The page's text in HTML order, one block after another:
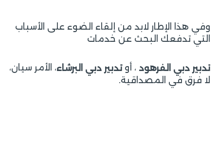
وفي هذا الإطار لابد من إلقاء الضوء على الأسباب
التي تدفعك البحث عن خدمات
تدبير دبي الفرهود ، أوتدبير دبي البرشاء، الأمر سيان،
لا فرق في المصداقية.